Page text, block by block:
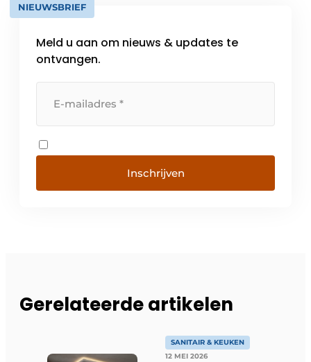
NIEUWSBRIEF
Meld u aan om nieuws & updates te
ontvangen.
Inschrijven
Gerelateerde artikelen
SANITAIR & KEUKEN
12 MEI 2026